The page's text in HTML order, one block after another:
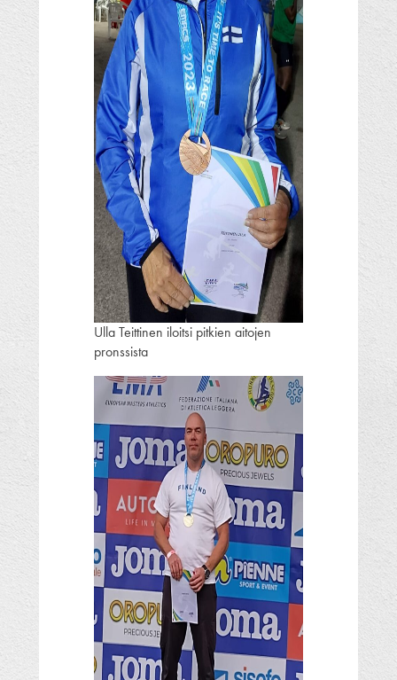
Ulla Teittinen iloitsi pitkien aitojen
pronssista